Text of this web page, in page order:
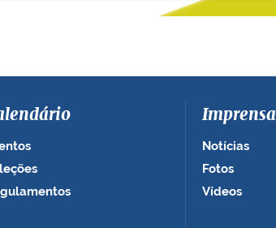
Imprensa
Notícias
Fotos
Vídeos